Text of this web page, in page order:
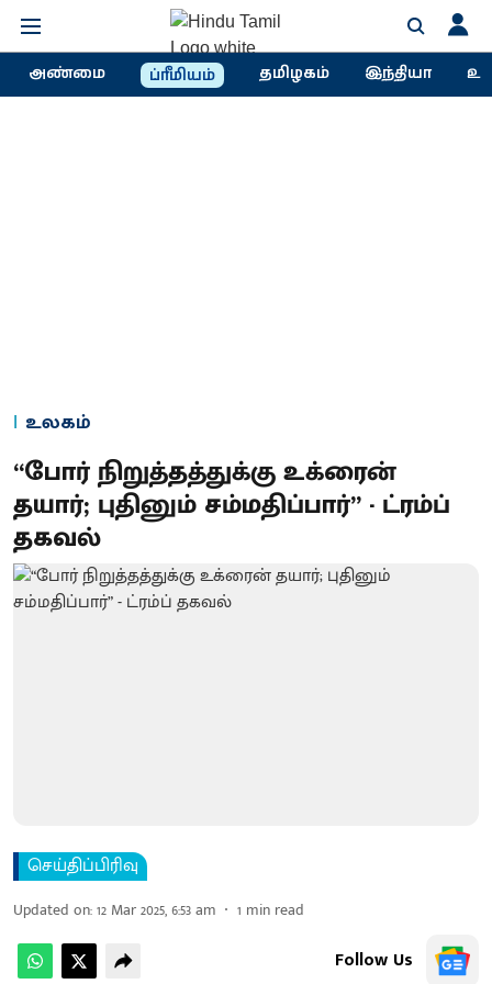
அண்மை ப்ரீமியம் தமிழகம் இந்தியா
உலகம்
“போர் நிறுத்தத்துக்கு உக்ரைன்
தயார்; புதினும் சம்மதிப்பார்” - ட்ரம்ப்
தகவல்
செய்திப்பிரிவு
Updated on:12 Mar 2025, 6:53 am 1 min read
Follow Us